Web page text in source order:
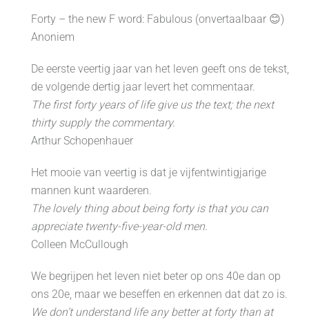
Forty – the new F word: Fabulous (onvertaalbaar 😊)
Anoniem
De eerste veertig jaar van het leven geeft ons de tekst,
de volgende dertig jaar levert het commentaar.
The first forty years of life give us the text; the next
thirty supply the commentary.
Arthur Schopenhauer
Het mooie van veertig is dat je vijfentwintigjarige
mannen kunt waarderen.
The lovely thing about being forty is that you can
appreciate twenty-five-year-old men.
Colleen McCullough
We begrijpen het leven niet beter op ons 40e dan op
ons 20e, maar we beseffen en erkennen dat dat zo is.
We don’t understand life any better at forty than at